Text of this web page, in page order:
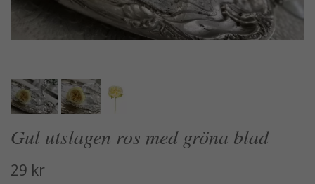
Gul utslagen ros med gröna blad
29 kr